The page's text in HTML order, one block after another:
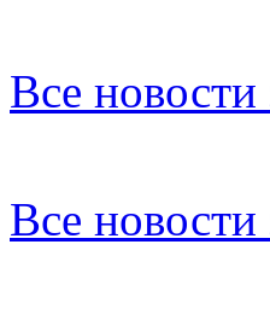
Все новости
Все новости